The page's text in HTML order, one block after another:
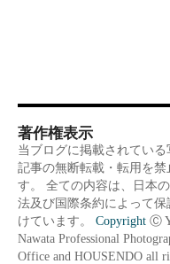
著作権表示
当ブログに掲載されている
記事の無断転載・転用を禁
す。 全ての内容は、日本
法及び国際条約によって保
けています。 Copyright Ⓒ
Nawata Professional
Office and HOUSENDO all